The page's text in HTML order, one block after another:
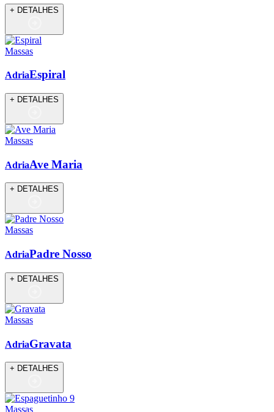
+ DETALHES
Massas
AdriaEspiral
+ DETALHES
Massas
AdriaAve Maria
+ DETALHES
Massas
AdriaPadre Nosso
+ DETALHES
Massas
AdriaGravata
+ DETALHES
Massas